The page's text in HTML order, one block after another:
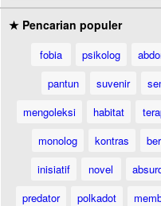
★ Pencarian populer
fobia psikolog
pantun
suvenir
mengoleksi
habitat
monolog
kontras
inisiatif
novel
predator
polkadot